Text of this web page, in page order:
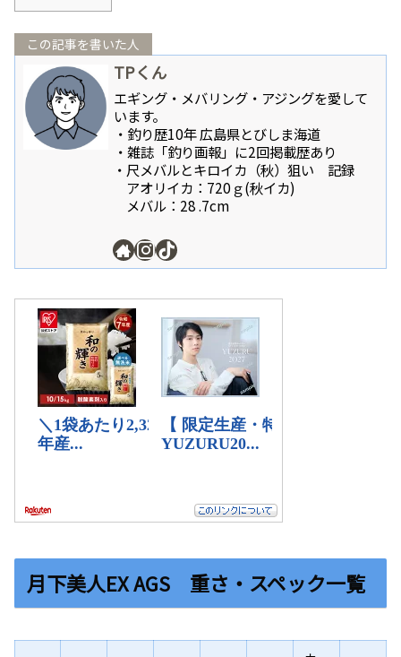
この記事を書いた人
TPくん
エギング・メバリング・アジングを愛して
います。
・釣り歴10年 広島県とびしま海道
・雑誌「釣り画報」に2回掲載歴あり
・尺メバルとキロイカ（秋）狙い 記録
アオリイカ：720ｇ(秋イカ)
メバル：28 .7cm
月下美人EX AGS 重さ・スペック一覧